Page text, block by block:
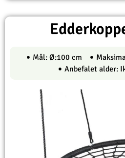
Mål: Ø:100 cm
Anbefalet alder: